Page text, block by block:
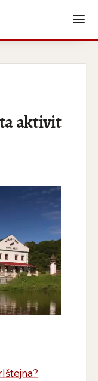
aktivit